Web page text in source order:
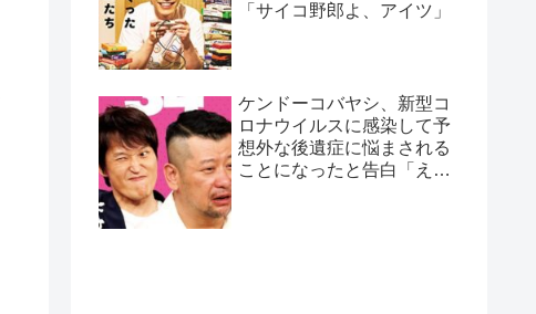
「サイコ野郎よ、アイツ」
ケンドーコバヤシ、新型コ
ロナウイルスに感染して予
想外な後遺症に悩まされる
ことになったと告白「えげ